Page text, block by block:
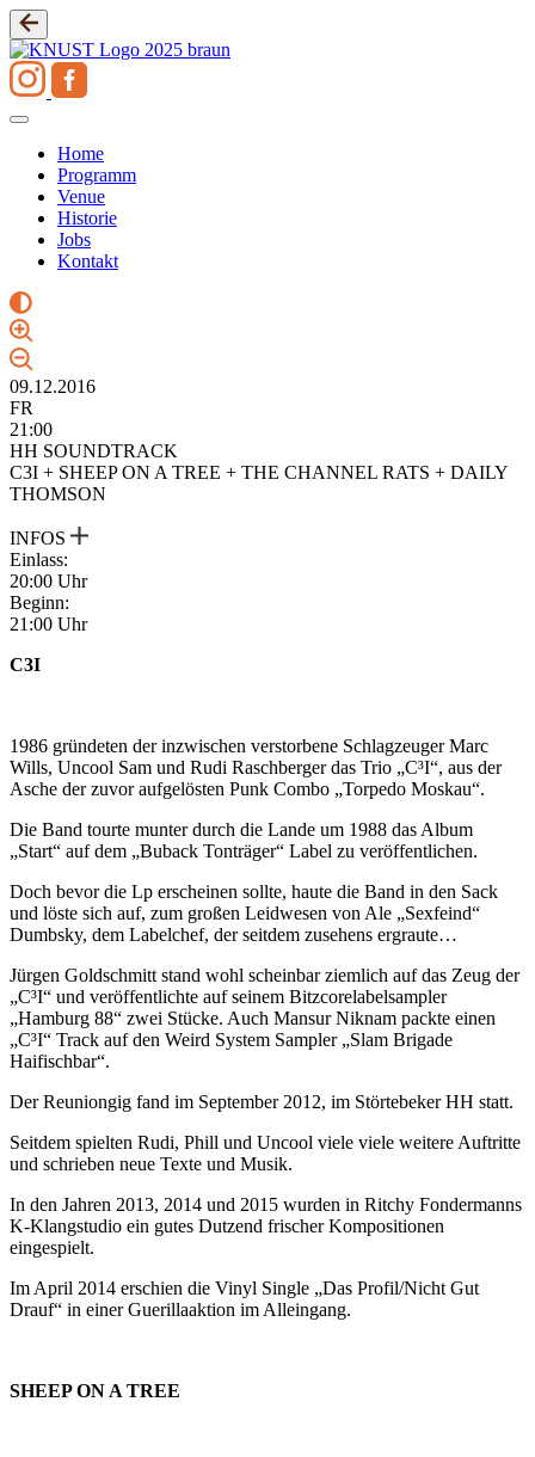
Zum
Inhalt
springen
Home
Programm
Venue
Historie
Jobs
Kontakt
09.12.2016
FR
21:00
HH SOUNDTRACK
C3I + SHEEP ON A TREE + THE CHANNEL RATS + DAILY
THOMSON
INFOS
Einlass:
20:00 Uhr
Beginn:
21:00 Uhr
C3I
1986 gründeten der inzwischen verstorbene Schlagzeuger Marc
Wills, Uncool Sam und Rudi Raschberger das Trio „C³I“, aus der
Asche der zuvor aufgelösten Punk Combo „Torpedo Moskau“.
Die Band tourte munter durch die Lande um 1988 das Album
„Start“ auf dem „Buback Tonträger“ Label zu veröffentlichen.
Doch bevor die Lp erscheinen sollte, haute die Band in den Sack
und löste sich auf, zum großen Leidwesen von Ale „Sexfeind“
Dumbsky, dem Labelchef, der seitdem zusehens ergraute…
Jürgen Goldschmitt stand wohl scheinbar ziemlich auf das Zeug der
„C³I“ und veröffentlichte auf seinem Bitzcorelabelsampler
„Hamburg 88“ zwei Stücke. Auch Mansur Niknam packte einen
„C³I“ Track auf den Weird System Sampler „Slam Brigade
Haifischbar“.
Der Reuniongig fand im September 2012, im Störtebeker HH statt.
Seitdem spielten Rudi, Phill und Uncool viele viele weitere Auftritte
und schrieben neue Texte und Musik.
In den Jahren 2013, 2014 und 2015 wurden in Ritchy Fondermanns
K-Klangstudio ein gutes Dutzend frischer Kompositionen
eingespielt.
Im April 2014 erschien die Vinyl Single „Das Profil/Nicht Gut
Drauf“ in einer Guerillaaktion im Alleingang.
SHEEP ON A TREE